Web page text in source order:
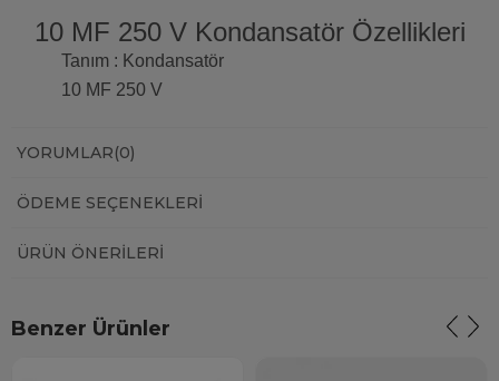
10 MF 250 V Kondansatör Özellikleri
Tanım : Kondansatör
10 MF 250 V
YORUMLAR(0)
ÖDEME SEÇENEKLERI
ÜRÜN ÖNERILERI
Benzer Ürünler